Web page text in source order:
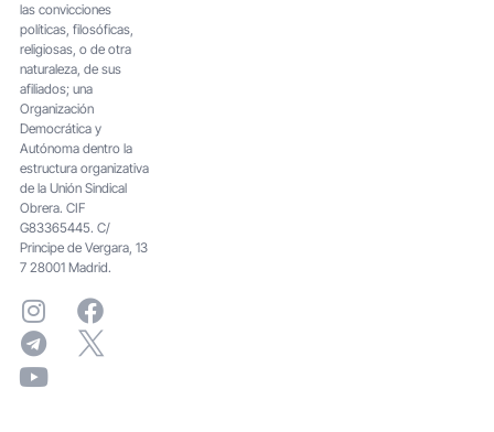
las convicciones
políticas, filosóficas,
religiosas, o de otra
naturaleza, de sus
afiliados; una
Organización
Democrática y
Autónoma dentro la
estructura organizativa
de la Unión Sindical
Obrera. CIF
G83365445. C/
Principe de Vergara, 13
7 28001 Madrid.